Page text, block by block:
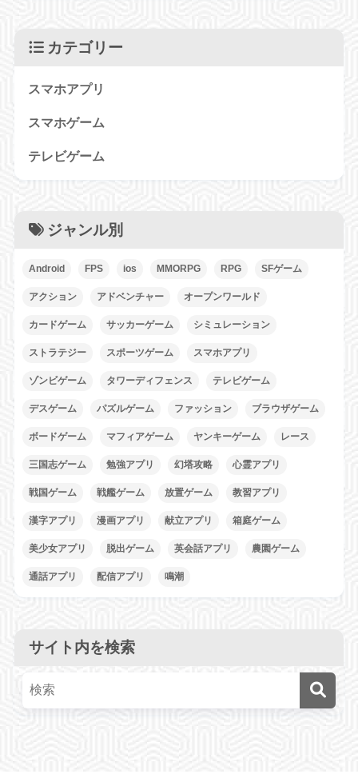
カテゴリー
スマホアプリ
スマホゲーム
テレビゲーム
ジャンル別
Android FPS ios MMORPG RPG SFゲーム
アクション アドベンチャー オープンワールド
カードゲーム サッカーゲーム シミュレーション
ストラテジー スポーツゲーム スマホアプリ
ゾンビゲーム タワーディフェンス テレビゲーム
デスゲーム パズルゲーム ファッション ブラウザゲーム
ボードゲーム マフィアゲーム ヤンキーゲーム レース
三国志ゲーム 勉強アプリ 幻塔攻略 心霊アプリ
戦国ゲーム 戦艦ゲーム 放置ゲーム 教習アプリ
漢字アプリ 漫画アプリ 献立アプリ 箱庭ゲーム
美少女アプリ 脱出ゲーム 英会話アプリ 農園ゲーム
通話アプリ 配信アプリ 鳴潮
サイト内を検索